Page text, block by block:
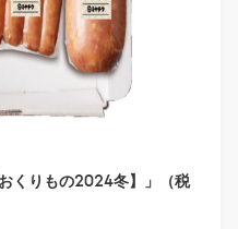
くりもの2024冬】」（税